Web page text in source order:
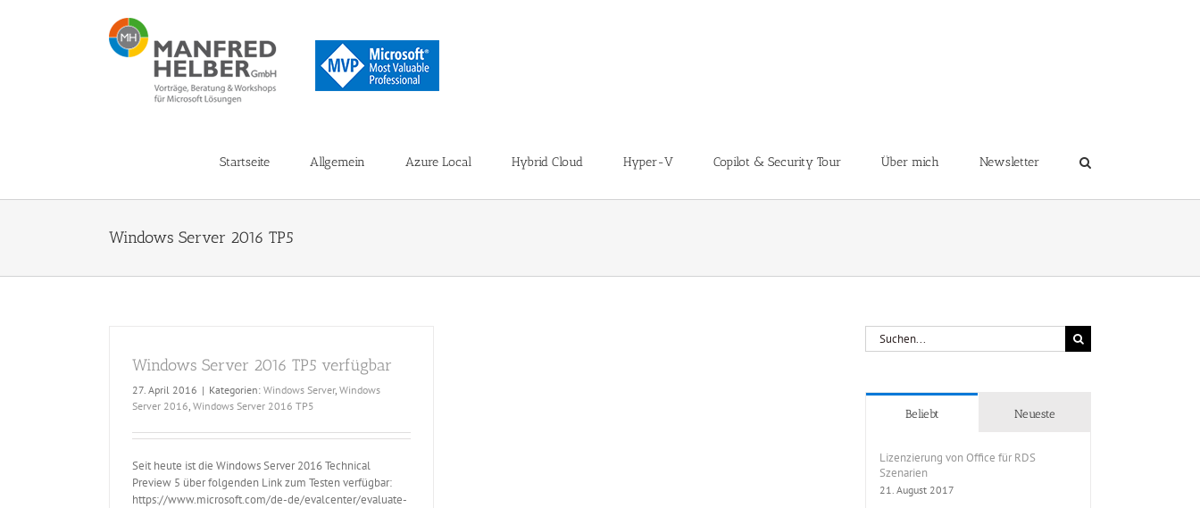
Startseite Allgemein Azure Local Hybrid Cloud Hyper-V Copilot & Security Tour Über mich Newsletter
Windows Server 2016 TP5
Windows Server 2016 TP5 verfügbar
27. April 2016 | Kategorien: Windows Server, Windows
Server 2016, Windows Server 2016 TP5
Seit heute ist die Windows Server 2016 Technical
Preview 5 über folgenden Link zum Testen verfügbar:
https://www.microsoft.com/de-de/evalcenter/evaluate-
Suche
nach:
Beliebt Neueste
Lizenzierung von Office für RDS
Szenarien
21. August 2017